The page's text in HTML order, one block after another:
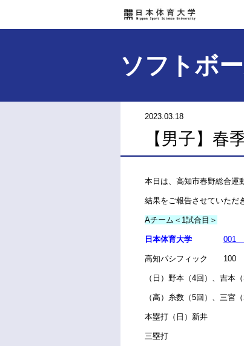
ソフトボ
2023.03.18
【男子】春
本日は、高知市春野総合運
結果をご報告させていただ
Aチーム＜1試合目＞
日本体育大学 001
高知パシフィック
（日）野本（4回）、吉本
（高）糸数（5回）、三宮
本塁打（日）新井
三塁打